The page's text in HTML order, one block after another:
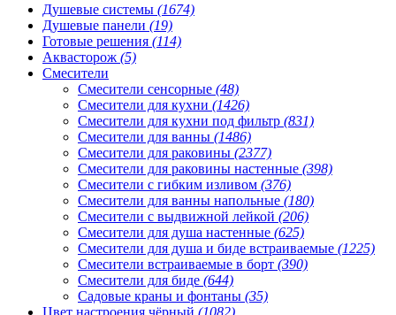
Душевые системы (1674)
Душевые панели (19)
Готовые решения (114)
Аквасторож (5)
Смесители
Смесители сенсорные (48)
Смесители для кухни (1426)
Смесители для кухни под фильтр (831)
Смесители для ванны (1486)
Смесители для раковины (2377)
Смесители для раковины настенные (398)
Смесители с гибким изливом (376)
Смесители для ванны напольные (180)
Смесители с выдвижной лейкой (206)
Смесители для душа настенные (625)
Смесители для душа и биде встраиваемые (1225)
Смесители встраиваемые в борт (390)
Смесители для биде (644)
Садовые краны и фонтаны (35)
Цвет настроения чёрный (1082)